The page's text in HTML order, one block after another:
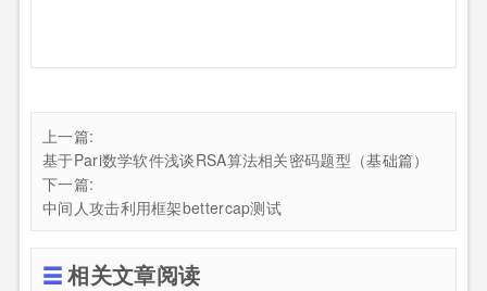
上一篇:
基于Pari数学软件浅谈RSA算法相关密码题型（基础篇）
下一篇:
中间人攻击利用框架bettercap测试
相关文章阅读